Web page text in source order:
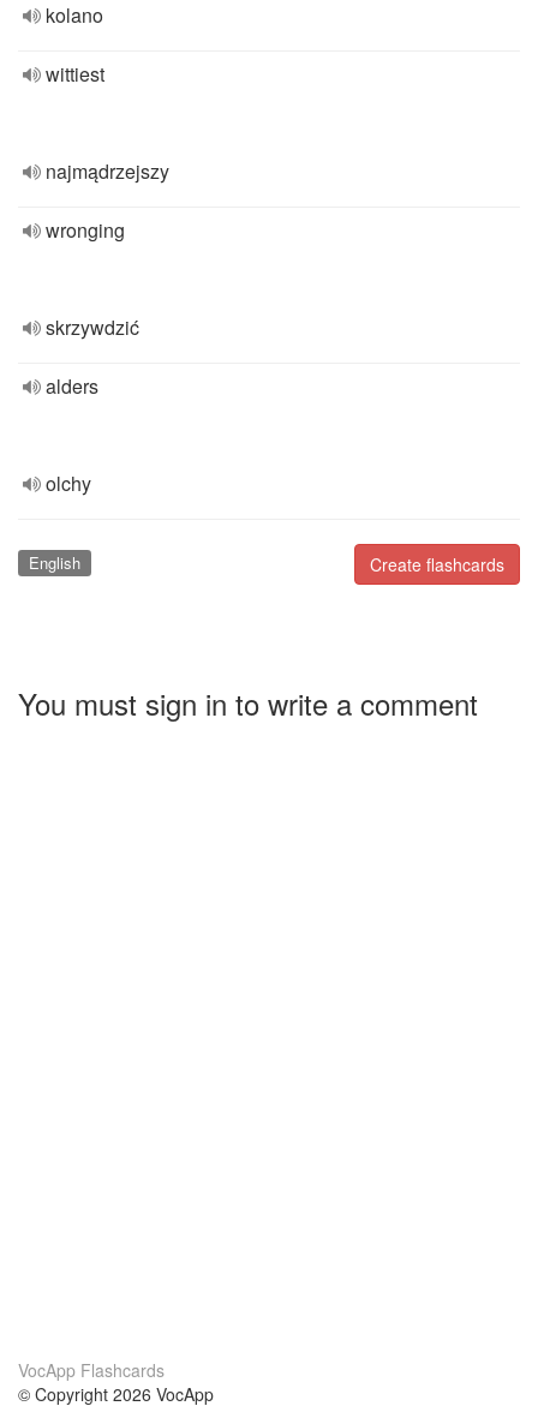
kolano
wittiest
najmądrzejszy
wronging
skrzywdzić
alders
olchy
Create flashcards
English
You must sign in to write a comment
VocApp Flashcards
© Copyright 2026 VocApp